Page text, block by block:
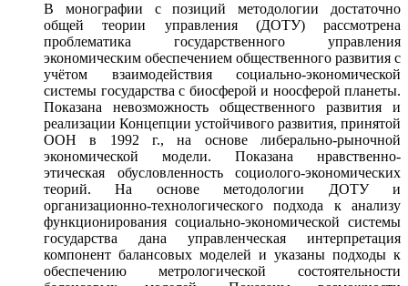
В монографии с позиций методологии достаточно
общей теории управления (ДОТУ) рассмотрена
проблематика государственного управления
экономическим обеспечением общественного развития с
учётом взаимодействия социально-экономической
системы государства с биосферой и ноосферой планеты.
Показана невозможность общественного развития и
реализации Концепции устойчивого развития, принятой
ООН в 1992 г., на основе либерально-рыночной
экономической модели. Показана нравственно-
этическая обусловленность социолого-экономических
теорий. На основе методологии ДОТУ и
организационно-технологического подхода к анализу
функционирования социально-экономической системы
государства дана управленческая интерпретация
компонент балансовых моделей и указаны подходы к
обеспечению метрологической состоятельности